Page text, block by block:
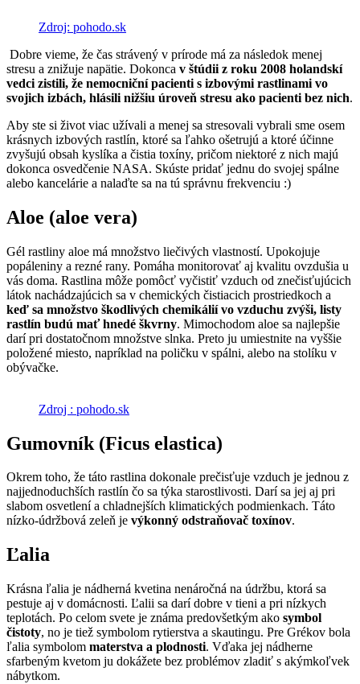
Zdroj: pohodo.sk
Dobre vieme, že čas strávený v prírode má za následok menej
stresu a znižuje napätie. Dokonca v štúdii z roku 2008 holandskí
vedci zistili, že nemocniční pacienti s izbovými rastlinami vo
svojich izbách, hlásili nižšiu úroveň stresu ako pacienti bez nich.
Aby ste si život viac užívali a menej sa stresovali vybrali sme osem
krásnych izbových rastlín, ktoré sa ľahko ošetrujú a ktoré účinne
zvyšujú obsah kyslíka a čistia toxíny, pričom niektoré z nich majú
dokonca osvedčenie NASA. Skúste pridať jednu do svojej spálne
alebo kancelárie a nalaďte sa na tú správnu frekvenciu :)
Aloe (aloe vera)
Gél rastliny aloe má množstvo liečivých vlastností. Upokojuje
popáleniny a rezné rany. Pomáha monitorovať aj kvalitu ovzdušia u
vás doma. Rastlina môže pomôcť vyčistiť vzduch od znečisťujúcich
látok nachádzajúcich sa v chemických čistiacich prostriedkoch a
keď sa množstvo škodlivých chemikálií vo vzduchu zvýši, listy
rastlín budú mať hnedé škvrny. Mimochodom aloe sa najlepšie
darí pri dostatočnom množstve slnka. Preto ju umiestnite na vyššie
položené miesto, napríklad na poličku v spálni, alebo na stolíku v
obývačke.
Zdroj : pohodo.sk
Gumovník (Ficus elastica)
Okrem toho, že táto rastlina dokonale prečisťuje vzduch je jednou z
najjednoduchších rastlín čo sa týka starostlivosti. Darí sa jej aj pri
slabom osvetlení a chladnejších klimatických podmienkach. Táto
nízko-údržbová zeleň je výkonný odstraňovač toxínov.
Ľalia
Krásna ľalia je nádherná kvetina nenáročná na údržbu, ktorá sa
pestuje aj v domácnosti. Ľalii sa darí dobre v tieni a pri nízkych
teplotách. Po celom svete je známa predovšetkým ako symbol
čistoty, no je tiež symbolom rytierstva a skautingu. Pre Grékov bola
ľalia symbolom materstva a plodnosti. Vďaka jej nádherne
sfarbeným kvetom ju dokážete bez problémov zladiť s akýmkoľvek
nábytkom.